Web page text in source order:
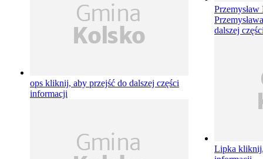
ops kliknij, aby przejść do dalszej części
informacji
dalszej
Lipka